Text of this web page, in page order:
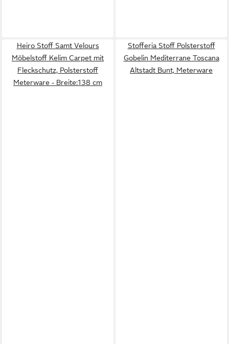
Heiro Stoff Samt Velours
Möbelstoff Kelim Carpet mit
Fleckschutz, Polsterstoff
Meterware - Breite:138 cm
Stofferia Stoff Polsterstoff
Gobelin Mediterrane Toscana
Altstadt Bunt, Meterware